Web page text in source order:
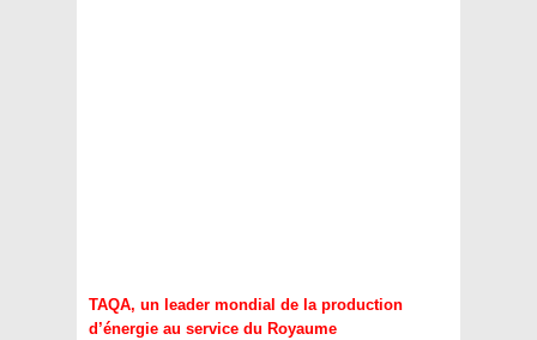
TAQA, un leader mondial de la production
d’énergie au service du Royaume